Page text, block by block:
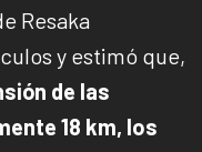
Resaka
y estimó que,
de las
18 km, los